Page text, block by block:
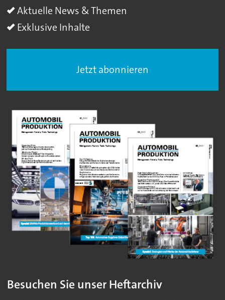
Aktuelle News & Themen
Exklusive Inhalte
Jetzt abonnieren
Besuchen Sie unser Heftarchiv